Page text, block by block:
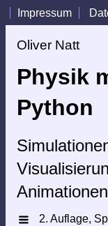
Impressum
Oliver Natt
Physik
Python
2. Auflage,